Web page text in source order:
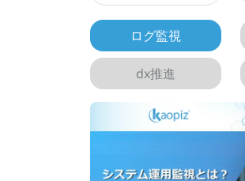
ログ監視
dx推進